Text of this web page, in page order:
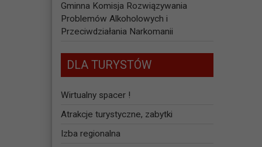
Gminna Komisja Rozwiązywania
Problemów Alkoholowych i
Przeciwdziałania Narkomanii
DLA TURYSTÓW
Wirtualny spacer !
Atrakcje turystyczne, zabytki
Izba regionalna